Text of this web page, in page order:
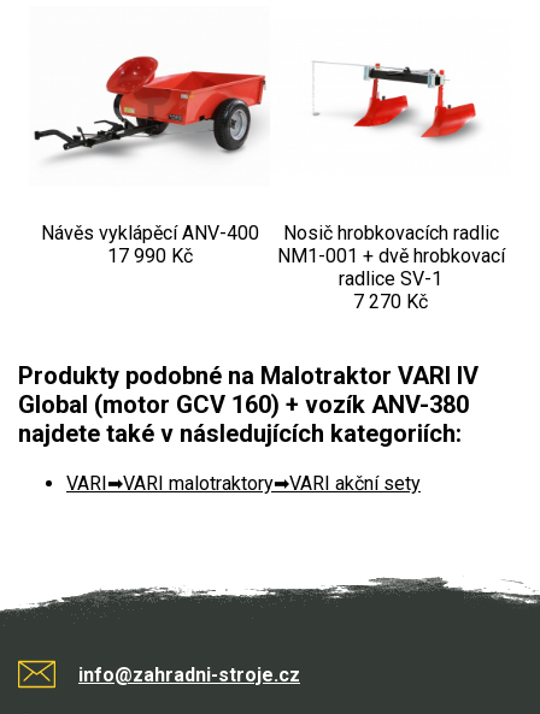
Návěs vyklápěcí ANV-400
17 990 Kč
Nosič hrobkovacích radlic
NM1-001 + dvě hrobkovací
radlice SV-1
7 270 Kč
Produkty podobné na Malotraktor VARI IV
Global (motor GCV 160) + vozík ANV-380
najdete také v následujících kategoriích:
VARI VARI malotraktory VARI akční sety
info@zahradni-stroje.cz